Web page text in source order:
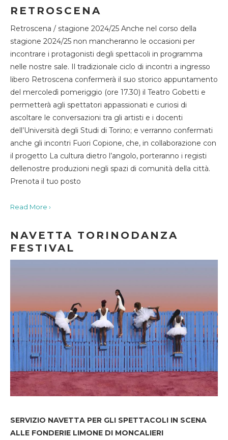
RETROSCENA
Retroscena / stagione 2024/25 Anche nel corso della
stagione 2024/25 non mancheranno le occasioni per
incontrare i protagonisti degli spettacoli in programma
nelle nostre sale. Il tradizionale ciclo di incontri a ingresso
libero Retroscena confermerà il suo storico appuntamento
del mercoledì pomeriggio (ore 17.30) il Teatro Gobetti e
permetterà agli spettatori appassionati e curiosi di
ascoltare le conversazioni tra gli artisti e i docenti
dell’Università degli Studi di Torino; e verranno confermati
anche gli incontri Fuori Copione, che, in collaborazione con
il progetto La cultura dietro l’angolo, porteranno i registi
dellenostre produzioni negli spazi di comunità della città.
Prenota il tuo posto
Read More ›
NAVETTA TORINODANZA
FESTIVAL
SERVIZIO NAVETTA PER GLI SPETTACOLI IN SCENA
ALLE FONDERIE LIMONE DI MONCALIERI